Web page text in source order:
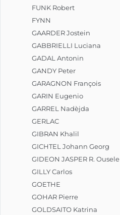
FUNK Robert
FYNN
GAARDER Jostein
GABBRIELLI Luciana
GADAL Antonin
GANDY Peter
GARAGNON François
GARIN Eugenio
GARREL Nadèjda
GERLAC
GIBRAN Khalil
GICHTEL Johann Georg
GIDEON JASPER R. Ousele
GILLY Carlos
GOETHE
GOHAR Pierre
GOLDSAITO Katrina